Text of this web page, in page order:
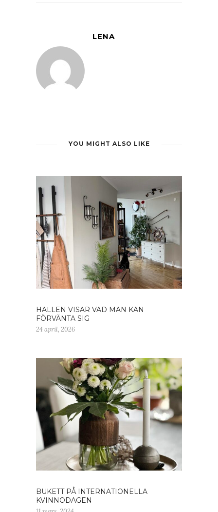
LENA
YOU MIGHT ALSO LIKE
HALLEN VISAR VAD MAN KAN
FÖRVÄNTA SIG
24 april, 2026
BUKETT PÅ INTERNATIONELLA
KVINNODAGEN